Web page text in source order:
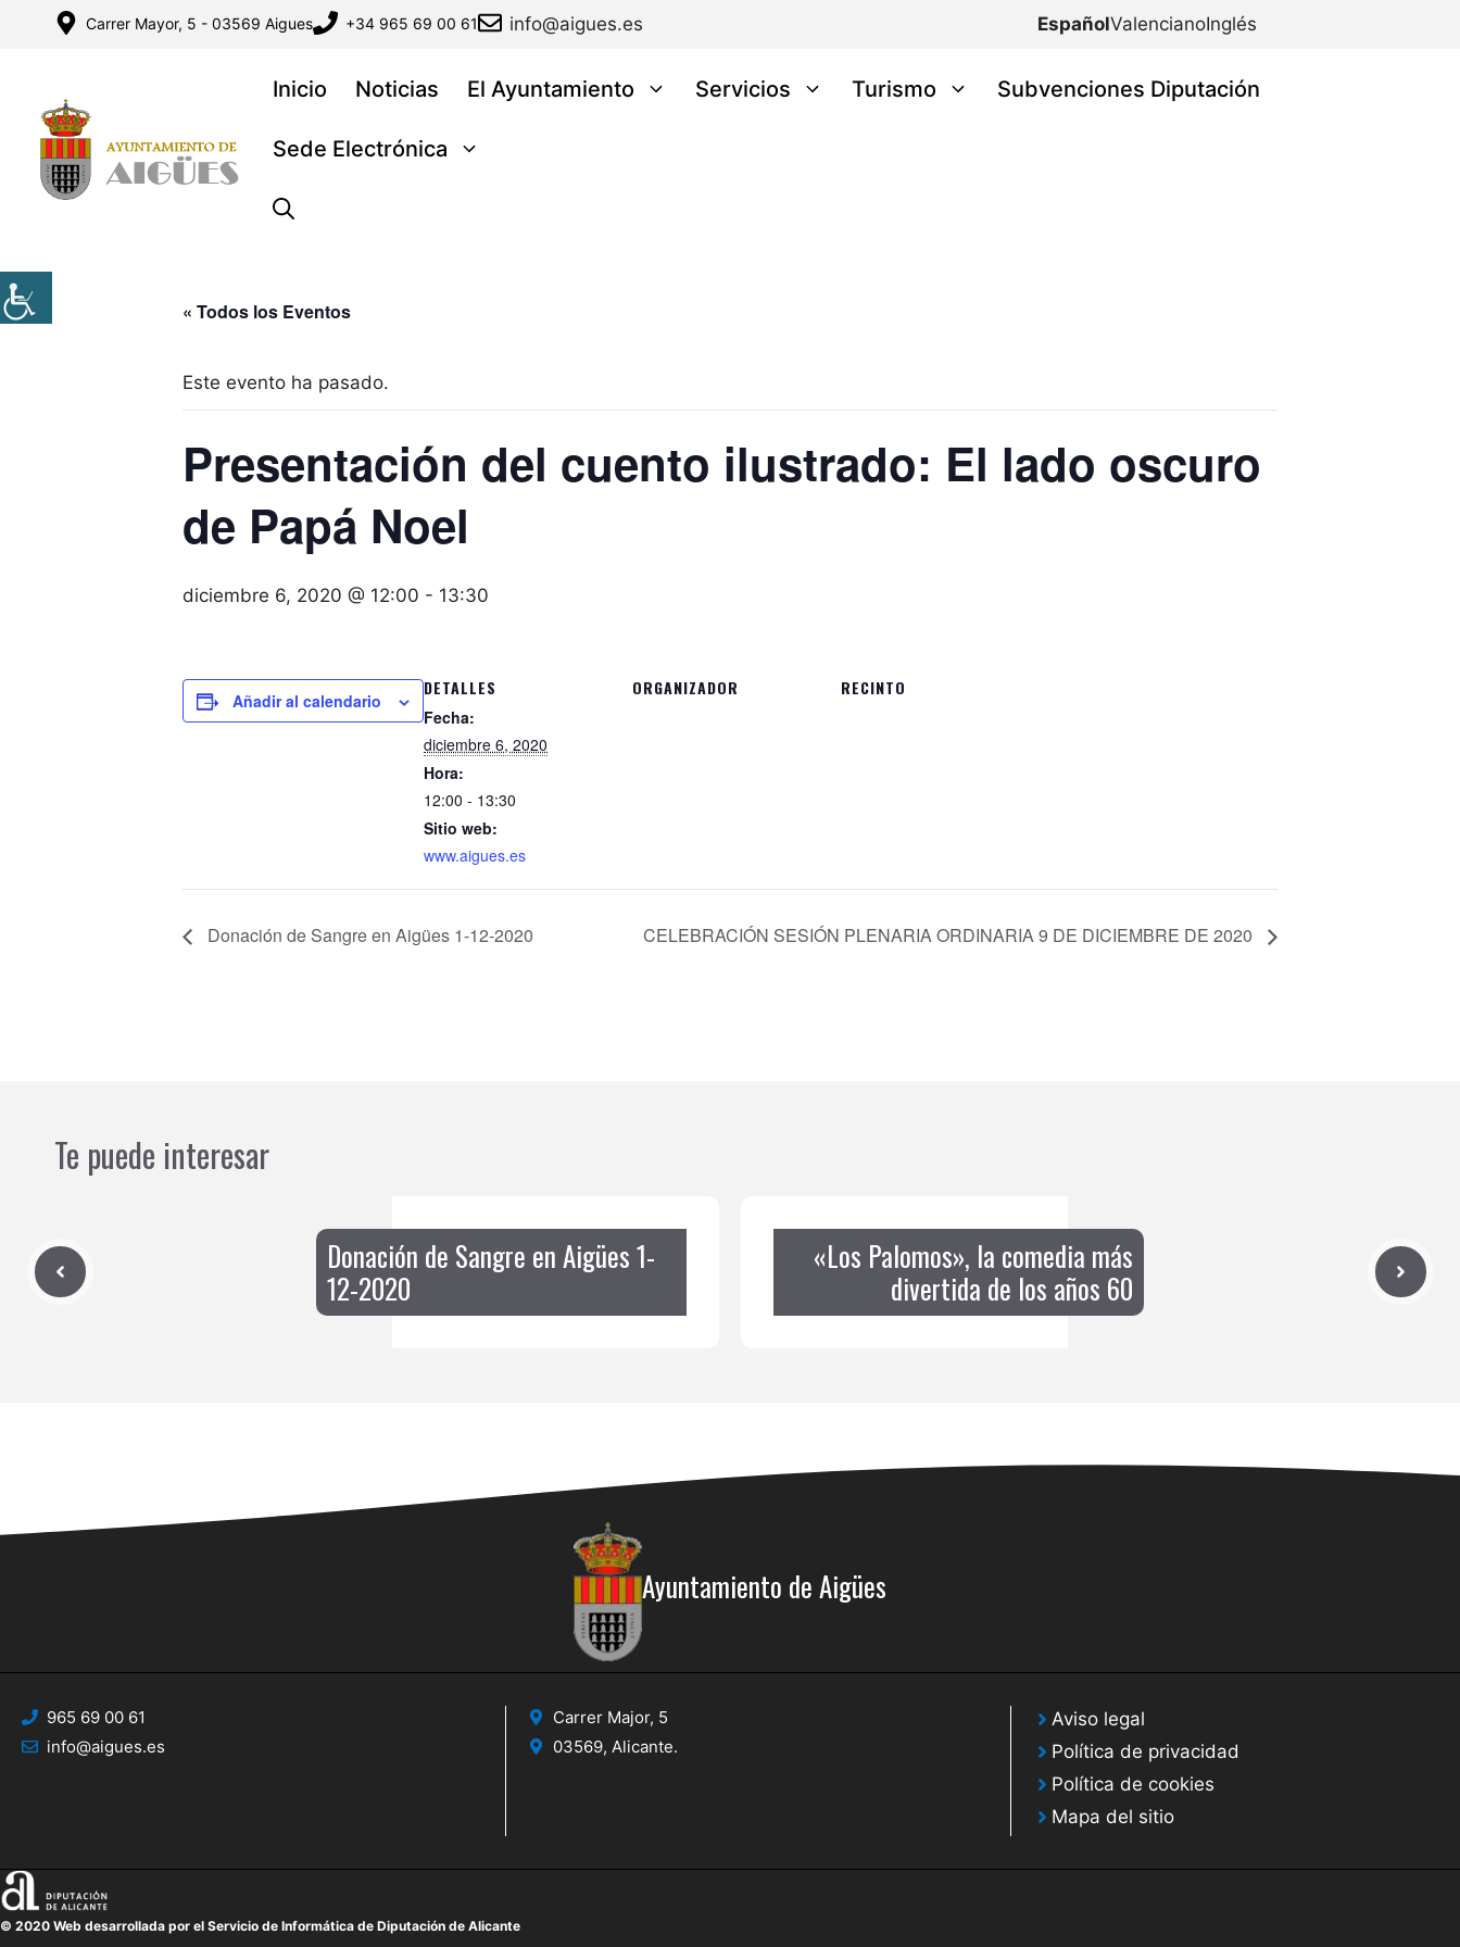
Carrer Mayor, 5 - 03569 Aigues +34 965 69 00 61 info@aigues.es EspañolValencianoInglés
Inicio Noticias El Ayuntamiento Servicios Turismo Subvenciones Diputación
Sede Electrónica
« Todos los Eventos
Este evento ha pasado.
Presentación del cuento ilustrado: El lado oscuro
de Papá Noel
diciembre 6, 2020 @ 12:00 - 13:30
Añadir al calendario
DETALLES
Fecha:
diciembre 6, 2020
Hora:
12:00 - 13:30
Sitio web:
www.aigues.es
ORGANIZADOR RECINTO
Donación de Sangre en Aigües 1-12-2020 CELEBRACIÓN SESIÓN PLENARIA ORDINARIA 9 DE DICIEMBRE DE 2020
Te puede interesar
Donación de Sangre en Aigües 1-
12-2020
«Los Palomos», la comedia más
divertida de los años 60
Ayuntamiento de Aigües
965 69 00 61
info@aigues.es
Carrer Major, 5
03569, Alicante.
Aviso legal
Política de privacidad
Política de cookies
Mapa del sitio
© 2020 Web desarrollada por el Servicio de Informática de Diputación de Alicante